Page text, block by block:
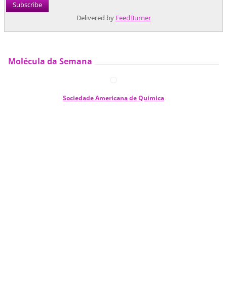
Delivered by FeedBurner
Molécula da Semana
Sociedade Americana de Química